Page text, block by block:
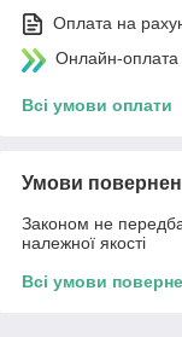
Оплата на
Онлайн-оплата
Всі умови оплати
Умови
Законом не
належної якості
Всі умови